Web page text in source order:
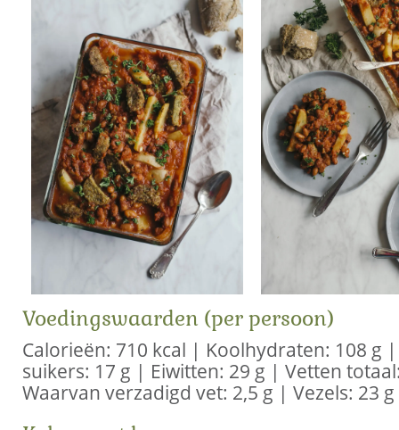
Voedingswaarden (per persoon)
Calorieën: 710 kcal | Koolhydraten: 108 g
suikers: 17 g | Eiwitten: 29 g | Vetten
Waarvan verzadigd vet: 2,5 g | Vezels: 23 g